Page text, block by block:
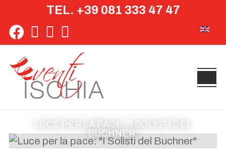
TEL. +39 081 333 47 47
LUCE PER LA PACE: "I SOLISTI DEL
BUCHNER"